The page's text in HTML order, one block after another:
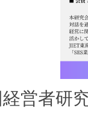
営者研究